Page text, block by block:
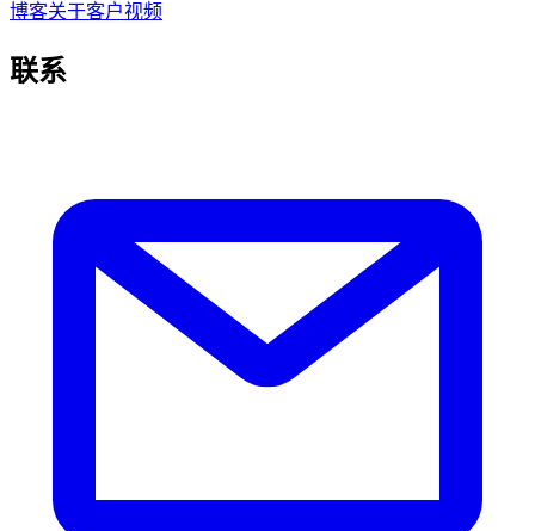
博客关于客户视频
联系